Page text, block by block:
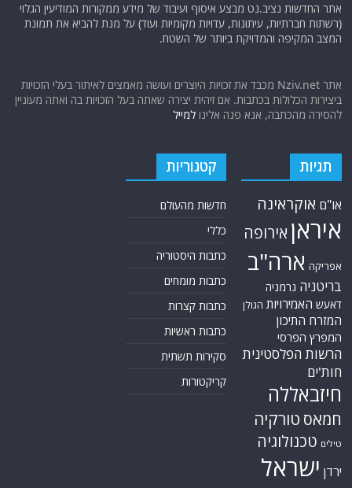
אתר החדשות נציב.נט מבצע איסוף ועיבוד של מידע ממקורות המודיעין הגלוי
(רשתות חברתיות, עיתונות, עדויות מקומיות ועוד) על מנת להביא את תמונת
המצב המקיפה והמדויקת ביותר של השטח.
אתר Nziv.net מכבד את זכויות היוצרים ועושה מאמצים לאיתור בעלי הזכויות
ביצירות הכלולות בכתבות. אם זיהית יצירה שאתה בעל הזכויות בה ואתה מעוניין
להסירה מהכתבה, אנא פנה אלינולמייל
תגיות
או"ם אוקראינה
איראן אירופה
אפריקה ארה"ב
בריטניה גרמניה
דאעש האמירויות הגולן
המזרח התיכון
המפרץ הפרסי
הרשות הפלסטינית
חות'ים
חיזבאללה
חמאס טורקיה
טילים טכנולוגיה
ירדן ישראל
קטגוריות
חדשות מהעולם
כללי
כתבות היסטוריה
כתבות מומחים
כתבות קצרות
כתבות ראשיות
סקירות תשתית
קריקטורות